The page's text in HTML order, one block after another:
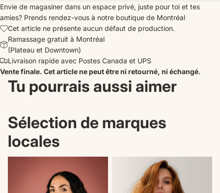
Envie de magasiner dans un espace privé, juste pour toi et tes
amies? Prends rendez-vous à notre boutique de Montréal
Cet article ne présente aucun défaut de production.
Ramassage gratuit à Montréal
(Plateau et Downtown)
Livraison rapide avec Postes Canada et UPS
Vente finale. Cet article ne peut être ni retourné, ni échangé.
Tu pourrais aussi aimer
Sélection de marques
locales
Il n'en reste plus qu'un!